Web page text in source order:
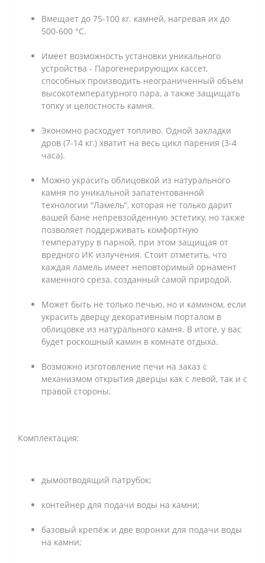
Вмещает до 75-100 кг. камней, нагревая их до
500-600 °С.
Имеет возможность установки уникального
устройства - Парогенерирующих кассет,
способных производить неограниченный объем
высокотемпературного пара, а также защищать
топку и целостность камня.
Экономно расходует топливо. Одной закладки
дров (7-14 кг.) хватит на весь цикл парения (3-4
часа).
Можно украсить облицовкой из натурального
камня по уникальной запатентованной
технологии "Ламель", которая не только дарит
вашей бане непревзойденную эстетику, но также
позволяет поддерживать комфортную
температуру в парной, при этом защищая от
вредного ИК излучения. Стоит отметить, что
каждая ламель имеет неповторимый орнамент
каменного среза, созданный самой природой.
Может быть не только печью, но и камином, если
украсить дверцу декоративным порталом в
облицовке из натурального камня. В итоге, у вас
будет роскошный камин в комнате отдыха.
Возможно изготовление печи на заказ с
механизмом открытия дверцы как с левой, так и с
правой стороны.
Комплектация:
дымоотводящий патрубок;
контейнер для подачи воды на камни;
базовый крепёж и две воронки для подачи воды
на камни;